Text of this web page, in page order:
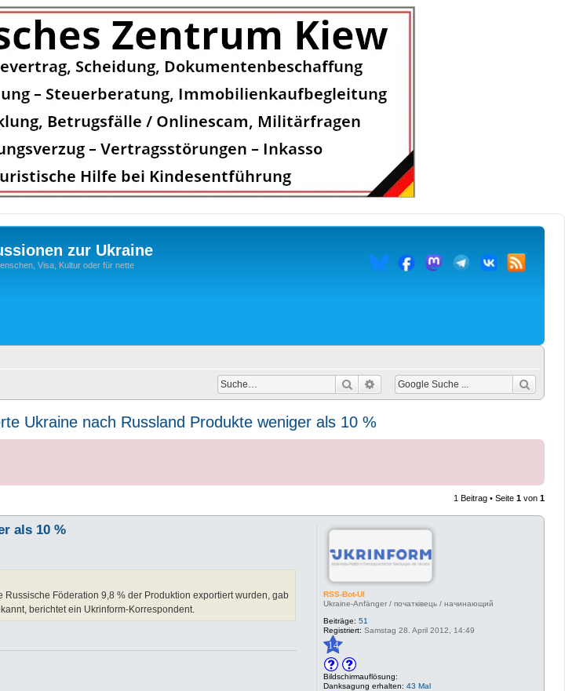
zur Ukraine
Visa, Kultur oder für nette
Suche Erweiterte Suche
Ukraine nach Russland Produkte weniger als 10 %
1 Beitrag • Seite 1 von 1
RSS-Bot-UI
Ukraine-Anfänger / початківець / начинающий
Beiträge: 51
Registriert: Samstag 28. April 2012, 14:49
14
Bildschirmauflösung:
Danksagung erhalten: 43 Mal
als 10 %
Föderation 9,8 % der Produktion exportiert wurden, gab
berichtet ein Ukrinform-Korrespondent.